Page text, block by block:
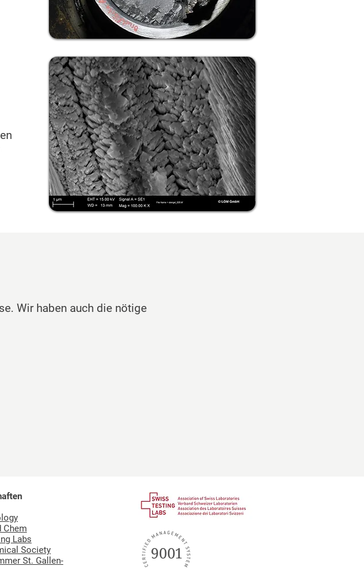
Wir haben auch die nötige
Chem
Labs
Society
St. Gallen-